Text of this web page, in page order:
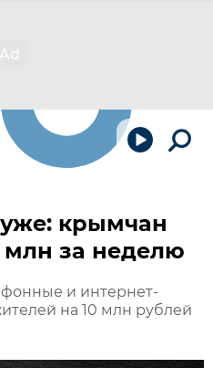
крымчан
млн за неделю
и интернет-
на 10 млн рублей